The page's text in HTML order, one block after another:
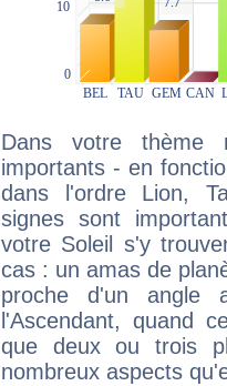
Dans votre thème
importants - en
dans l'ordre Lion,
signes sont
votre Soleil s'y
cas : un amas de
proche d'un
l'Ascendant, quand
que deux ou trois
nombreux aspects